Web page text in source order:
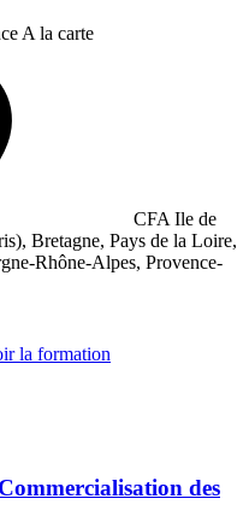
A la carte
CFA Ile de
Bretagne, Pays de la Loire,
Rhône-Alpes, Provence-
la formation
des